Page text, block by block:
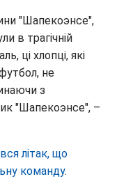
"Шапекоэнсе",
в трагічній
ці хлопці, які
не
з
"Шапекоэнсе", –
літак, що
команду.